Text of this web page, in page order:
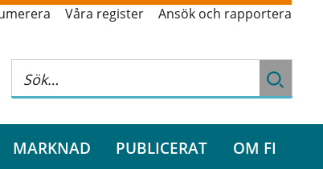
Våra register Ansök och rapportera
MARKNAD PUBLICERAT OM FI